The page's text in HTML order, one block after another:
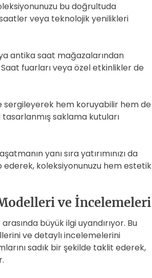
bu doğrultuda
veya teknolojik yenilikleri
antika saat mağazalarından
fuarları veya özel etkinlikler de
sergileyerek hem koruyabilir hem de
saklama kutuları
yanı sıra yatırımınızı da
ederek, koleksiyonunuzu hem estetik
ve İncelemeleri
büyük ilgi uyandırıyor. Bu
ve detaylı incelemelerini
sadık bir şekilde taklit ederek,